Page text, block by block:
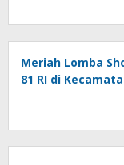
Meriah Lomba
81 RI di